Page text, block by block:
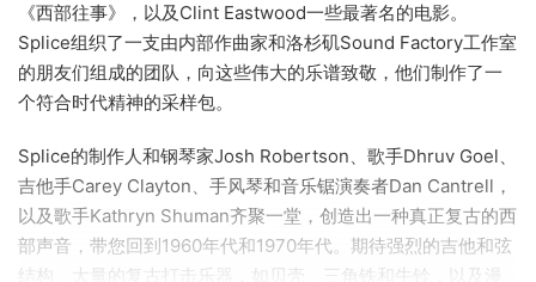
《西部往事》，以及Clint Eastwood一些最著名的电影。
Splice组织了一支由内部作曲家和洛杉矶Sound Factory工作室
的朋友们组成的团队，向这些伟大的乐谱致敬，他们制作了一
个符合时代精神的采样包。
Splice的制作人和钢琴家Josh Robertson、歌手Dhruv Goel、
吉他手Carey Clayton、手风琴和音乐锯演奏者Dan Cantrell，
以及歌手Kathryn Shuman齐聚一堂，创造出一种真正复古的西
部声音，带您回到1960年代和1970年代。期待强烈的吉他和弦
结构、大量的复古打击乐器，如贝壳、三角铁和牛铃，以及漫